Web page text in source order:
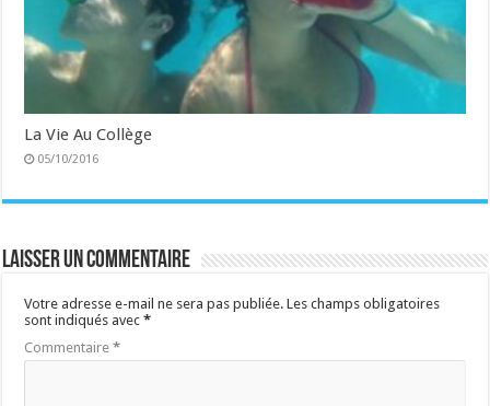
La Vie Au Collège
05/10/2016
Laisser un commentaire
Votre adresse e-mail ne sera pas publiée. Les champs obligatoires
sont indiqués avec*
Commentaire*